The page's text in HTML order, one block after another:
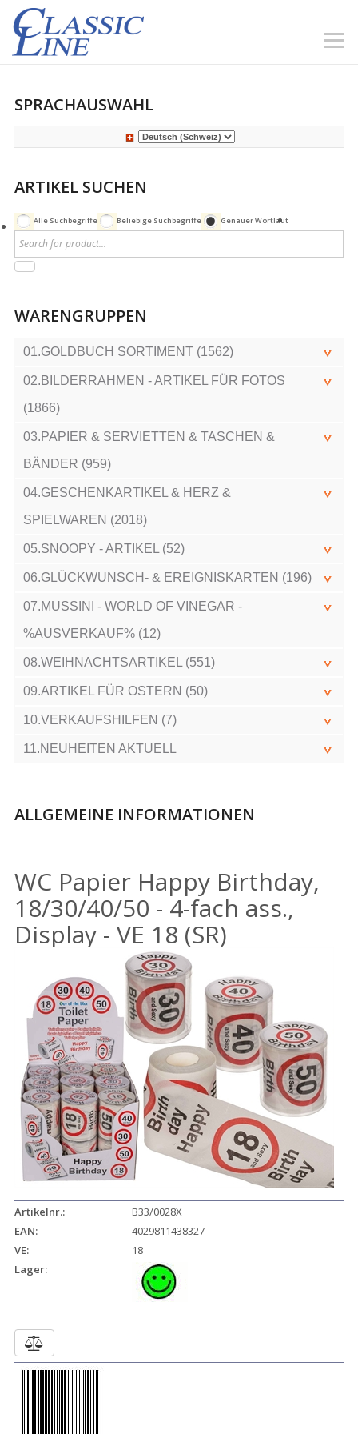
SPRACHAUSWAHL
ARTIKEL SUCHEN
Alle Suchbegriffe Beliebige Suchbegriffe Genauer Wortlaut
WARENGRUPPEN
01.GOLDBUCH SORTIMENT (1562)
02.BILDERRAHMEN - ARTIKEL FÜR FOTOS
(1866)
03.PAPIER & SERVIETTEN & TASCHEN &
BÄNDER (959)
04.GESCHENKARTIKEL & HERZ &
SPIELWAREN (2018)
05.SNOOPY - ARTIKEL (52)
06.GLÜCKWUNSCH- & EREIGNISKARTEN (196)
07.MUSSINI - WORLD OF VINEGAR -
%AUSVERKAUF% (12)
08.WEIHNACHTSARTIKEL (551)
09.ARTIKEL FÜR OSTERN (50)
10.VERKAUFSHILFEN (7)
11.NEUHEITEN AKTUELL
ALLGEMEINE INFORMATIONEN
WC Papier Happy Birthday,
18/30/40/50 - 4-fach ass.,
Display - VE 18 (SR)
Artikelnr.:
B33/0028X
EAN:
4029811438327
VE:
18
Lager: